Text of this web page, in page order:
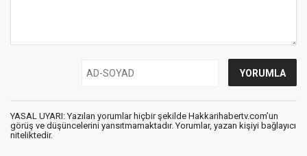
YASAL UYARI: Yazılan yorumlar hiçbir şekilde Hakkarihabertv.com’un
görüş ve düşüncelerini yansıtmamaktadır. Yorumlar, yazan kişiyi bağlayıcı
niteliktedir.